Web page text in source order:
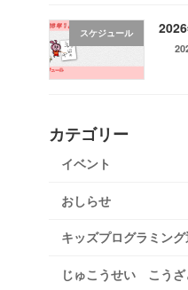
スケジュール
カテゴリー
イベント
おしらせ
キッズプログラミン
じゅこうせい こうざ